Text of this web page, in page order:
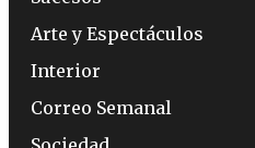
Arte y Espectáculos
Interior
Correo Semanal